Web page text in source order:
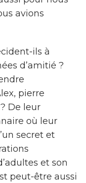
avions
ils à
d’amitié ?
pierre
De leur
où leur
secret et
et son
peut-être aussi